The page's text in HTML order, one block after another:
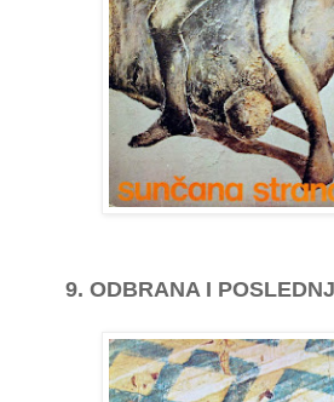
9. ODBRANA I